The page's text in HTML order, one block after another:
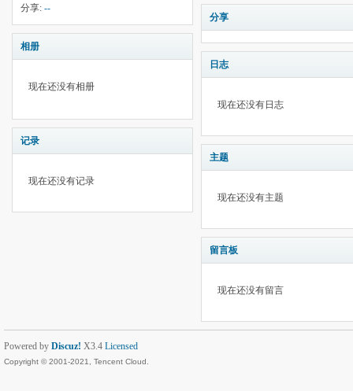
分享: --
相册
现在还没有相册
记录
现在还没有记录
分享
日志
现在还没有日志
主题
现在还没有主题
留言板
现在还没有留言
Powered by Discuz! X3.4 Licensed
Copyright © 2001-2021, Tencent Cloud.